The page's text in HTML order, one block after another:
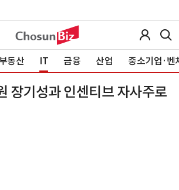
동산 IT 금융 산업 중소기업·벤
장기성과 인센티브 자사주로